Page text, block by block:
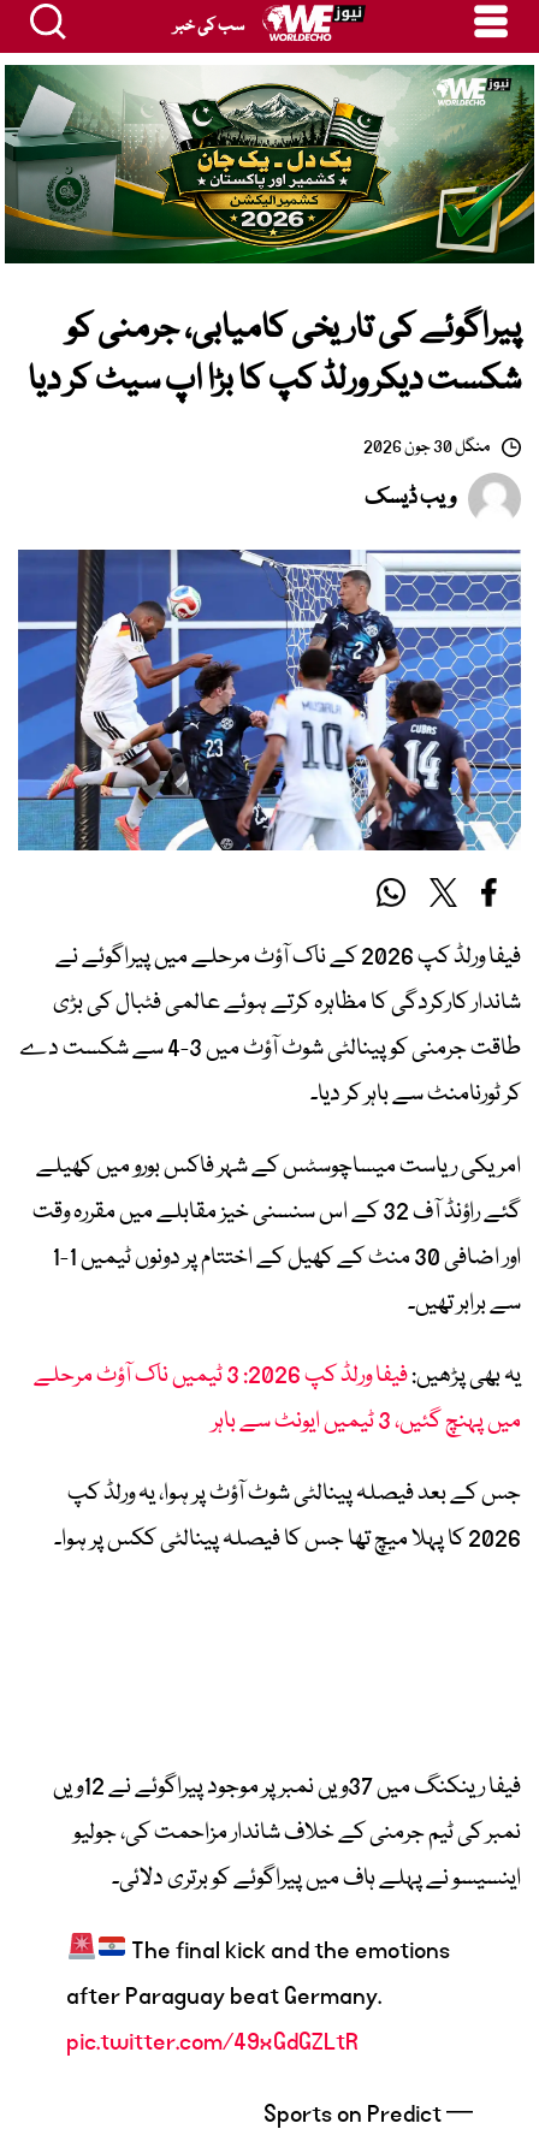
سب کی خبر
پیراگوئے کی تاریخی کامیابی، جرمنی کو
شکست دیکر ورلڈ کپ کا بڑا اپ سیٹ کر دیا
منگل 30 جون 2026
ویب ڈیسک
فیفا ورلڈ کپ 2026 کے ناک آؤٹ مرحلے میں پیراگوئے نے
شاندار کارکردگی کا مظاہرہ کرتے ہوئے عالمی فٹبال کی بڑی
طاقت جرمنی کو پینالٹی شوٹ آؤٹ میں 3-4 سے شکست دے
کر ٹورنامنٹ سے باہر کر دیا۔
امریکی ریاست میساچوسٹس کے شہر فاکس بورو میں کھیلے
گئے راؤنڈ آف 32 کے اس سنسنی خیز مقابلے میں مقررہ وقت
اور اضافی 30 منٹ کے کھیل کے اختتام پر دونوں ٹیمیں 1-1
سے برابر تھیں۔
یہ بھی پڑھیں:
فیفا ورلڈ کپ 2026: 3 ٹیمیں ناک آؤٹ مرحلے
میں پہنچ گئیں، 3 ٹیمیں ایونٹ سے باہر
جس کے بعد فیصلہ پینالٹی شوٹ آؤٹ پر ہوا، یہ ورلڈ کپ
2026 کا پہلا میچ تھا جس کا فیصلہ پینالٹی ککس پر ہوا۔
فیفا رینکنگ میں 37ویں نمبر پر موجود پیراگوئے نے 12ویں
نمبر کی ٹیم جرمنی کے خلاف شاندار مزاحمت کی، جولیو
اینسیسو نے پہلے ہاف میں پیراگوئے کو برتری دلائی۔
The final kick and the emotions
after Paraguay beat Germany.
pic.twitter.com/49xGdGZLtR
— Sports on Predict